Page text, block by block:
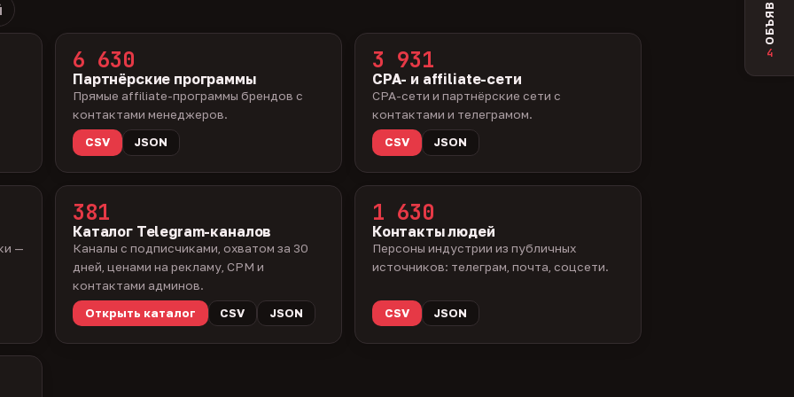
6 630
Партнёрские программы
Прямые affiliate-программы брендов с
контактами менеджеров.
CSV
JSON
3 931
CPA- и affiliate-сети
CPA-сети и партнёрские сети с
контактами и телеграмом.
CSV
JSON
—
381
Каталог Telegram-каналов
Каналы с подписчиками, охватом за 30
дней, ценами на рекламу, CPM и
контактами админов.
Открыть каталог
CSV JSON
1 630
Контакты людей
Персоны индустрии из публичных
источников: телеграм, почта, соцсети.
CSV JSON
4